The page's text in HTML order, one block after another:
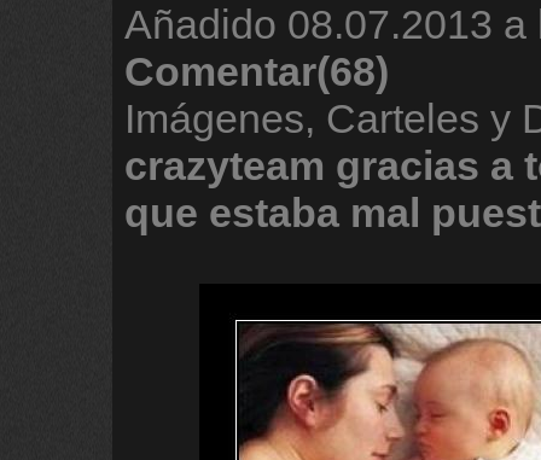
Añadido 08.07.2013 a
Comentar(68)
Imágenes, Carteles y
crazyteam gracias a
que estaba mal